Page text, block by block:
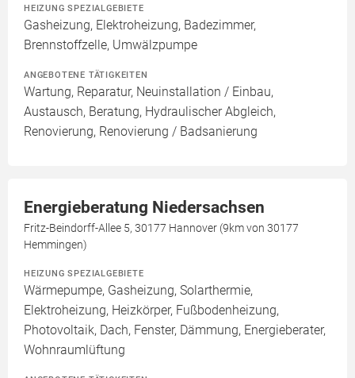
HEIZUNG SPEZIALGEBIETE
Gasheizung, Elektroheizung, Badezimmer,
Brennstoffzelle, Umwälzpumpe
ANGEBOTENE TÄTIGKEITEN
Wartung, Reparatur, Neuinstallation / Einbau,
Austausch, Beratung, Hydraulischer Abgleich,
Renovierung, Renovierung / Badsanierung
Energieberatung Niedersachsen
Fritz-Beindorff-Allee 5, 30177 Hannover (9km von 30177
Hemmingen)
HEIZUNG SPEZIALGEBIETE
Wärmepumpe, Gasheizung, Solarthermie,
Elektroheizung, Heizkörper, Fußbodenheizung,
Photovoltaik, Dach, Fenster, Dämmung, Energieberater,
Wohnraumlüftung